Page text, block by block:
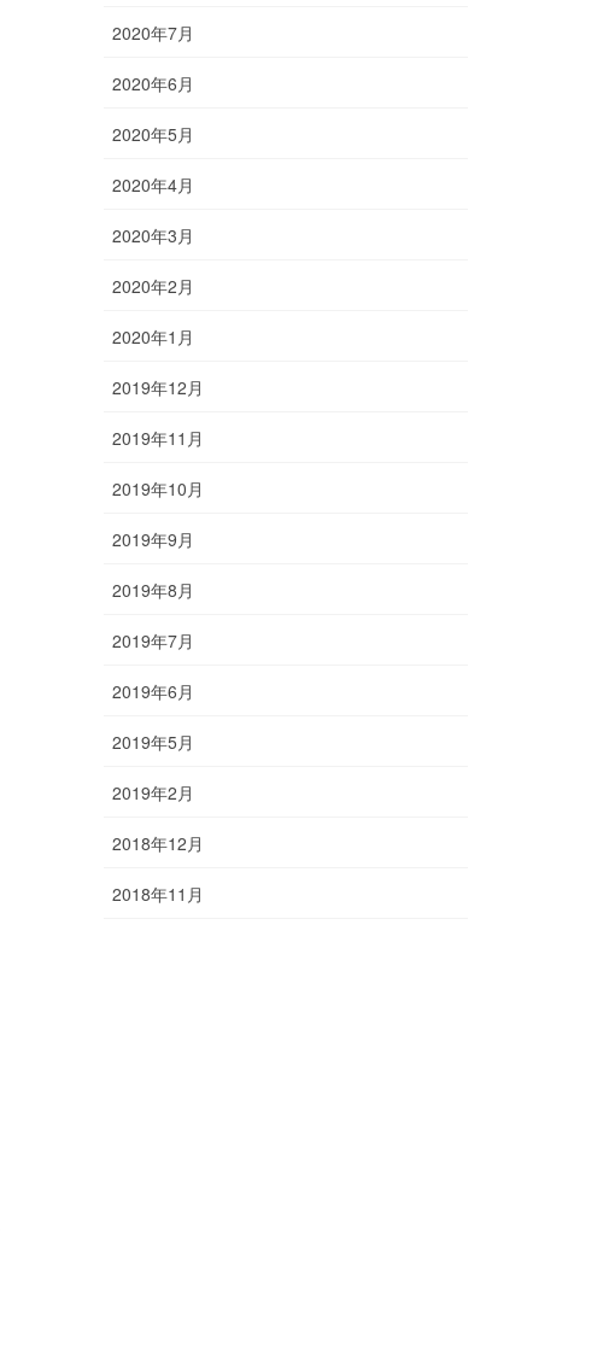
2020年7月
2020年6月
2020年5月
2020年4月
2020年3月
2020年2月
2020年1月
2019年12月
2019年11月
2019年10月
2019年9月
2019年8月
2019年7月
2019年6月
2019年5月
2019年2月
2018年12月
2018年11月